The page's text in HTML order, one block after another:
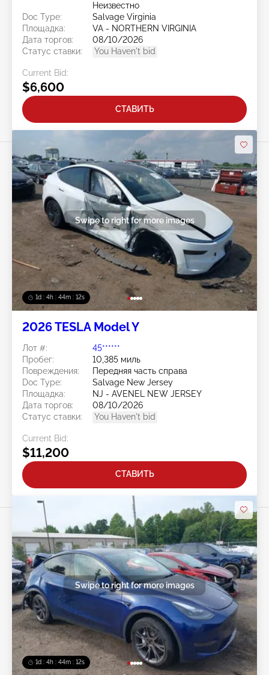
Неизвестно
Doc Type:
Salvage Virginia
Площадка:
VA - NORTHERN VIRGINIA
Дата торгов:
08/10/2026
Статус ставки:
You Haven't bid
Current Bid:
$6,600
СТАВИТЬ
1d : 4h : 44m : 09s
Swipe to right for more images
2026 TESLA Model Y
Лот #:
45******
Пробег:
10,385 миль
Повреждения:
Передняя часть справа
Doc Type:
Salvage New Jersey
Площадка:
NJ - AVENEL NEW JERSEY
Дата торгов:
08/10/2026
Статус ставки:
You Haven't bid
Current Bid:
$11,200
СТАВИТЬ
1d : 4h : 44m : 09s
Swipe to right for more images